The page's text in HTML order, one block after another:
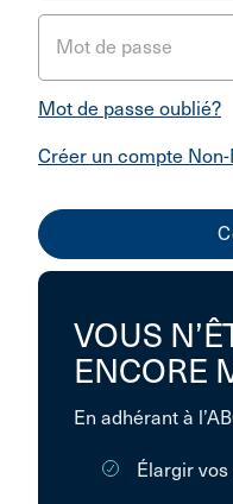
Mot de passe
Mot de passe oublié?
Créer un compte
VOUS
ENCORE
En adhérant à
Élargir